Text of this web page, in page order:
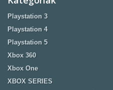
Playstation 3
Playstation 4
Playstation 5
Xbox 360
Xbox One
XBOX SERIES